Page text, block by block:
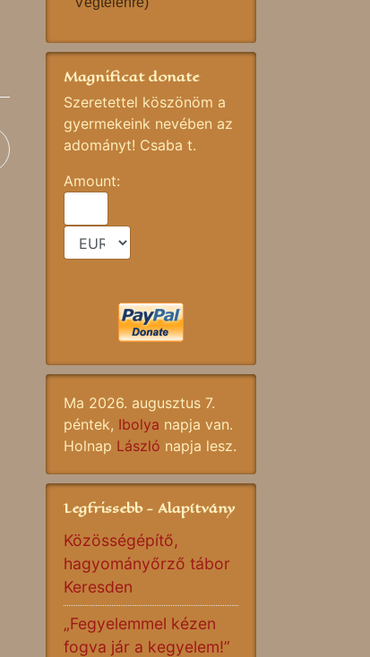
Magnificat donate
Szeretettel köszönöm a
gyermekeink nevében az
adományt! Csaba t.
Amount:
Ma 2026. augusztus 7.
péntek, Ibolya napja van.
Holnap László napja lesz.
Legfrissebb - Alapítvány
Közösségépítő,
hagyományőrző tábor
Keresden
„Fegyelemmel kézen
fogva jár a kegyelem!”